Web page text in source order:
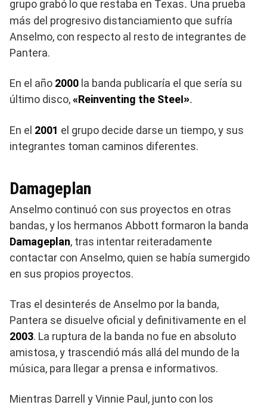
grupo grabó lo que restaba en Texas. Una prueba
más del progresivo distanciamiento que sufría
Anselmo, con respecto al resto de integrantes de
Pantera.
En el año 2000 la banda publicaría el que sería su
último disco,«Reinventing the Stee l».
En el 2001 el grupo decide darse un tiempo, y sus
integrantes toman caminos diferentes.
Damageplan
Anselmo continuó con sus proyectos en otras
bandas, y los hermanos Abbott formaron la banda
Damageplan, tras intentar reiteradamente
contactar con Anselmo, quien se había sumergido
en sus propios proyectos.
Tras el desinterés de Anselmo por la banda,
Pantera se disuelve oficial y definitivamente en el
2003. La ruptura de la banda no fue en absoluto
amistosa, y trascendió más allá del mundo de la
música, para llegar a prensa e informativos.
Mientras Darrell y Vinnie Paul, junto con los